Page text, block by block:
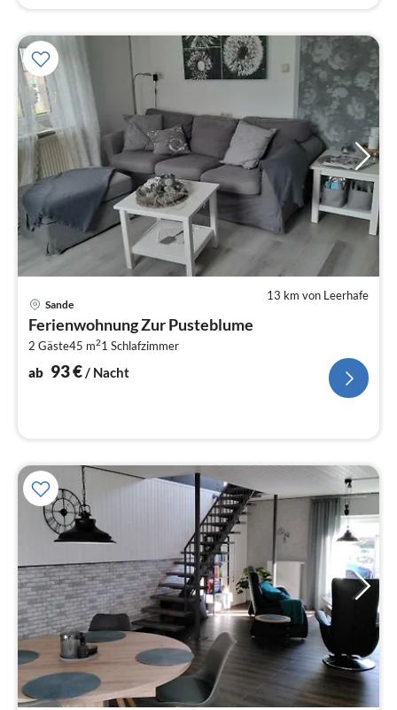
13 km von Leerhafe
Sande
Ferienwohnung Zur Pusteblume
2 Gäste45 m21 Schlafzimmer
ab 93€/ Nacht